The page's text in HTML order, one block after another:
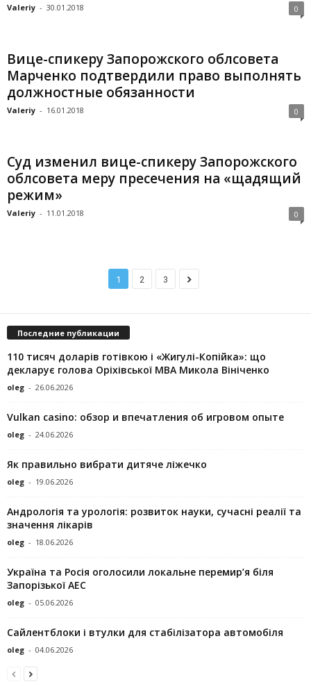
Valeriy - 30.01.2018 0
Вице-спикеру Запорожского облсовета
Марченко подтвердили право выполнять
должностные обязанности
Valeriy - 16.01.2018 0
Суд изменил вице-спикеру Запорожского
облсовета меру пресечения на «щадящий
режим»
Valeriy - 11.01.2018 0
1 2 3
Последние публикации
110 тисяч доларів готівкою і «Жигулі-Копійка»: що
декларує голова Оріхівської МВА Микола Вініченко
oleg - 26.06.2026
Vulkan casino: обзор и впечатления об игровом опыте
oleg - 24.06.2026
Як правильно вибрати дитяче ліжечко
oleg - 19.06.2026
Андрологія та урологія: розвиток науки, сучасні реалії та
значення лікарів
oleg - 18.06.2026
Україна та Росія оголосили локальне перемир’я біля
Запорізької АЕС
oleg - 05.06.2026
Сайлентблоки і втулки для стабілізатора автомобіля
oleg - 04.06.2026